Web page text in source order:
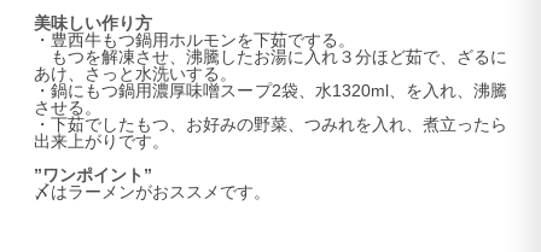
美味しい作り方
・豊西牛もつ鍋用ホルモンを下茹でする。
もつを解凍させ、沸騰したお湯に入れ３分ほど茹で、ざるに
あけ、さっと水洗いする。
・鍋にもつ鍋用濃厚味噌スープ2袋、水1320ml、を入れ、沸騰
させる。
・下茹でしたもつ、お好みの野菜、つみれを入れ、煮立ったら
出来上がりです。
”ワンポイント”
〆はラーメンがおススメです。